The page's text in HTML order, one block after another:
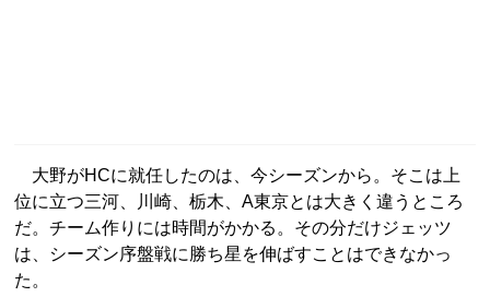
大野がHCに就任したのは、今シーズンから。そこは上
位に立つ三河、川崎、栃木、A東京とは大きく違うところ
だ。チーム作りには時間がかかる。その分だけジェッツ
は、シーズン序盤戦に勝ち星を伸ばすことはできなかっ
た。